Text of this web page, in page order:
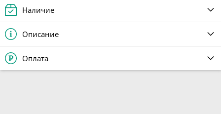
Наличие
Описание
Оплата